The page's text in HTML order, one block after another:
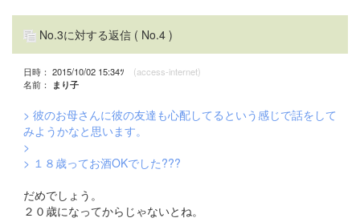
No.3に対する返信 ( No.4 )
日時： 2015/10/02 15:34ﾂ (access-internet)
名前：
まり子
> 彼のお母さんに彼の友達も心配してるという感じで話をして
みようかなと思います。
>
> １８歳ってお酒OKでした???
だめでしょう。
２０歳になってからじゃないとね。